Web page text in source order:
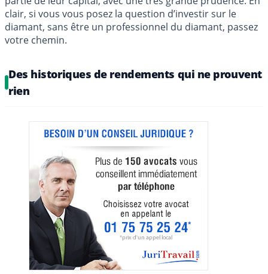
clair, si vous vous posez la question d’investir sur le
diamant, sans être un professionnel du diamant, passez
votre chemin.
Des historiques de rendements qui ne prouvent
rien